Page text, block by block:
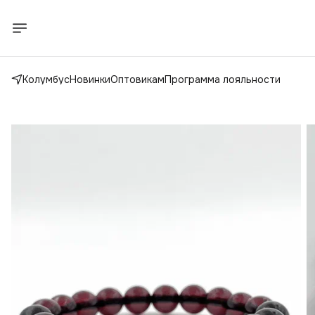
КолумбусНовинкиОптовикамПрограмма лояльности